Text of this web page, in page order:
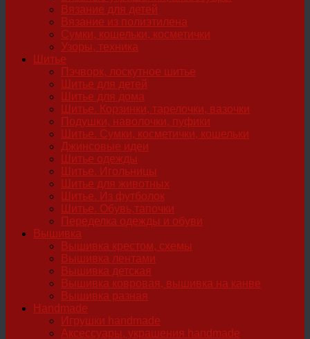
Вязание для детей
Вязание из полиэтилена
Сумки, кошельки, косметички
Узоры, техника
Шитье
Пэчворк, лоскутное шитье
Шитье для детей
Шитье для дома
Шитье. Корзинки, тарелочки, вазочки
Подушки, наволочки, пуфики
Шитье. Сумки, косметички, кошельки
Джинсовые идеи
Шитье одежды
Шитье. Игольницы
Шитье для животных
Шитье. Из футболок
Шитье. Обувь,тапочки
Переделка одежды и обуви
Вышивка
Вышивка крестом, схемы
Вышивка лентами
Вышивка детская
Вышивка ковровая, вышивка на канве
Вышивка разная
Handmade
Игрушки handmade
Аксессуары, украшения handmade